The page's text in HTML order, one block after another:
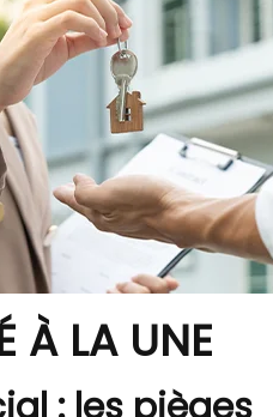
À LA UNE